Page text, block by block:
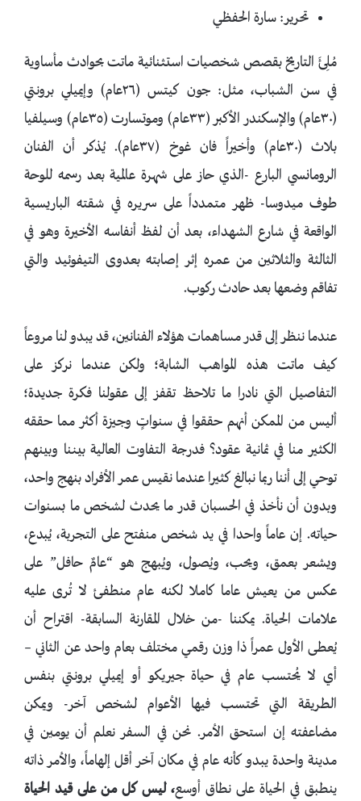
تحرير: سارة الحفظي
مُلِئَ التاريخ بقصص شخصيات استثنائية ماتت بحوادث مأساوية
في سن الشباب، مثل: جون كيتس (٢٦عام) وإيميلي برونتي
(٣٠عام) والإسكندر الأكبر (٣٣عام) وموتسارت (٣٥عام) وسيلفيا
بلاث (٣٠عام) وأخيراً فان غوخ (٣٧عام). يُذكر أن الفنان
الرومانسي البارع -الذي حاز على شهرة عالمية بعد رسمه للوحة
طوف ميدوسا- ظهر متمدداً على سريره في شقته الباريسية
الواقعة في شارع الشهداء، بعد أن لفظ أنفاسه الأخيرة وهو في
الثالثة والثلاثين من عمره إثر إصابته بعدوى التيفوئيد والتي
تفاقم وضعها بعد حادث ركوب.
عندما ننظر إلى قدر مساهمات هؤلاء الفنانين، قد يبدو لنا مروعاً
كيف ماتت هذه المواهب الشابة؛ ولكن عندما نركز على
التفاصيل التي نادرا ما تلاحظ تقفز إلى عقولنا فكرة جديدة؛
أليس من الممكن أنهم حققوا في سنواتٍ وجيزة أكثر مما حققه
الكثير منا في ثمانية عقود؟ فدرجة التفاوت العالية بيننا وبينهم
توحي إلى أننا ربما نبالغ كثيرا عندما نقيس عمر الأفراد بنهج واحد،
وبدون أن نأخذ في الحسبان قدر ما يحدث لشخص ما بسنوات
حياته. إن عاماً واحدا في يد شخص منفتح على التجربة، يُبدع،
ويشعر بعمق، ويحب، ويُصول، ويُبهج هو “عامٌ حافل” على
عكس من يعيش عاما كاملا لكنه عام منطفئ لا تُرى عليه
علامات الحياة. يمكننا -من خلال المقارنة السابقة- اقتراح أن
يُعطى الأول عمراً ذا وزن رقمي مختلف بعام واحد عن الثاني –
أي لا يُحتسب عام في حياة جيريكو أو إيميلي برونتي بنفس
الطريقة التي تحتسب فيها الأعوام لشخص آخر- ويمكن
مضاعفته إن استحق الأمر. نحن في السفر نعلم أن يومين في
مدينة واحدة يبدو كأنه عام في مكان آخر أقل إلهاماً، والأمر ذاته
ينطبق في الحياة على نطاق أوسع، ليس كل من على قيد الحياة